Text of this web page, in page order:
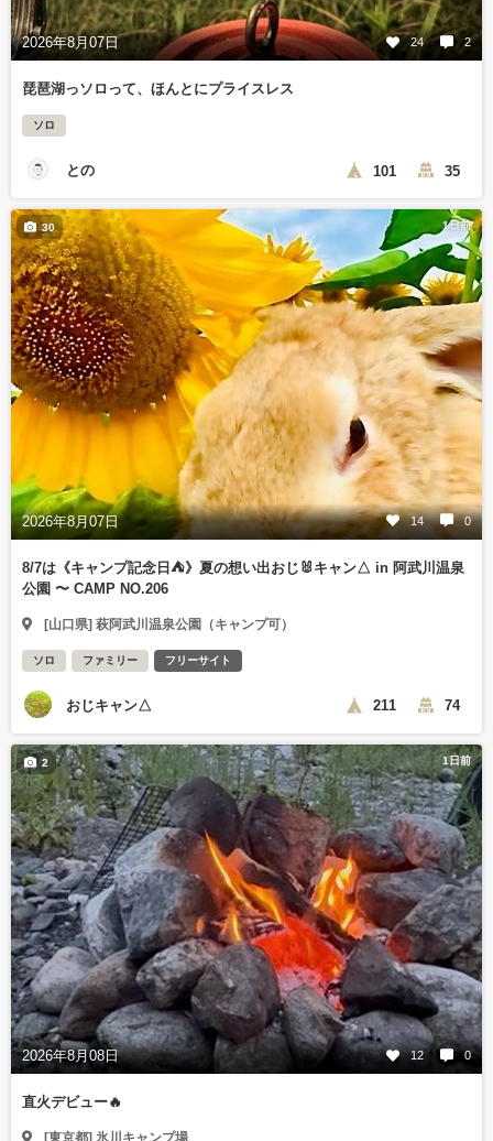
2026年8月07日 24 2
琵琶湖っソロって、ほんとにプライスレス
ソロ
との 101 35
1日前
2026年8月07日 14 0
30
8/7は《キャンプ記念日⛺️》夏の想い出おじ🐰キャン△ in 阿武川温泉
公園 〜 CAMP NO.206
[山口県] 萩阿武川温泉公園（キャンプ可）
ソロ ファミリー フリーサイト
おじキャン△ 211 74
1日前
2026年8月08日 12 0
2
直火デビュー🔥